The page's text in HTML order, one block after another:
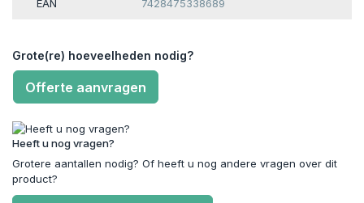
EAN 7428475338689
Grote(re) hoeveelheden nodig?
Offerte aanvragen
Heeft u nog vragen?
Grotere aantallen nodig? Of heeft u nog andere vragen over dit
product?